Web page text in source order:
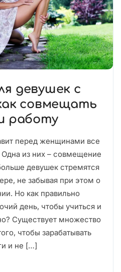
девушек с
совмещать
работу
перед женщинами все
из них – совмещение
девушек стремятся
не забывая при этом о
Но как правильно
день, чтобы учиться и
Существует множество
чтобы зарабатывать
и не […]